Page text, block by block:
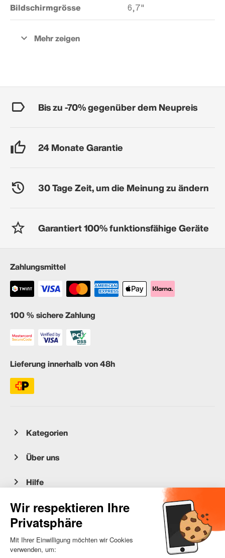
Bildschirmgrösse 6,7"
Bis zu -70% gegenüber dem Neupreis
24 Monate Garantie
30 Tage Zeit, um die Meinung zu ändern
Garantiert 100% funktionsfähige Geräte
Zahlungsmittel
100 % sichere Zahlung
Lieferung innerhalb von 48h
Kategorien
Über uns
Hilfe
Kundenservice
occasion.migros.mobile@recommerce.com
Montag-Freitag 08:00-17:00